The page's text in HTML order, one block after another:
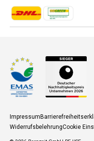
Zahlungsmethoden
Zahlungsmethoden
Impressum
WiderrufsbelehrungCookie